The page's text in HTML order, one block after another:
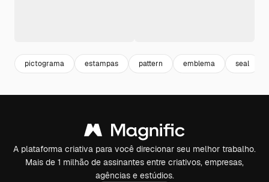
pictograma estampas pattern emblema seal
A plataforma criativa para você direcionar seu melhor trabalho.
Mais de 1 milhão de assinantes entre criativos, empresas,
agências e estúdios.